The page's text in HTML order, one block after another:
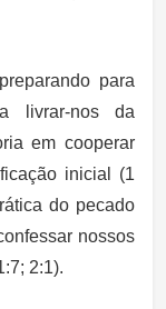
para
livrar-nos da
em cooperar
inicial (1
do pecado
nossos
2:1).